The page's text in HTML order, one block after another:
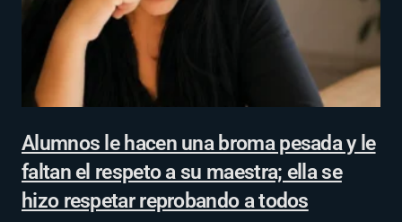
Alumnos le hacen una broma pesada y le
faltan el respeto a su maestra; ella se
hizo respetar reprobando a todos